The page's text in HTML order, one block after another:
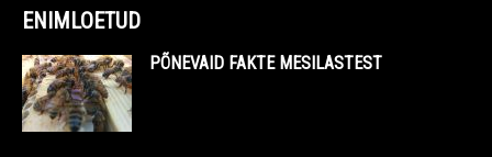
ENIMLOETUD
PÕNEVAID FAKTE MESILASTEST